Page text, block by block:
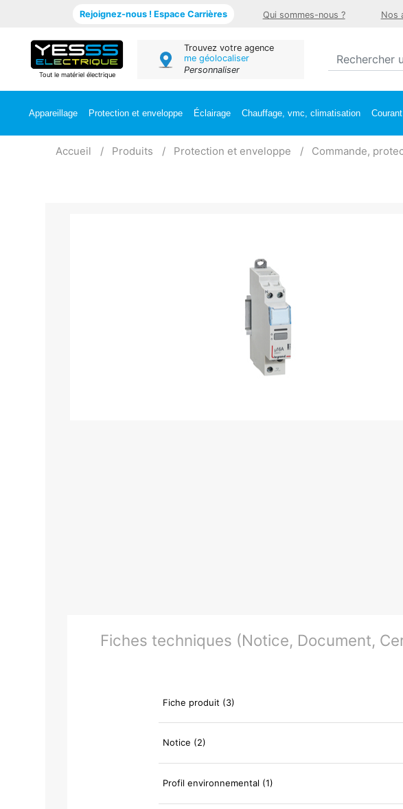
Rejoignez-nous ! Espace Carrières Qui sommes-nous ? Nos
Tout le matériel électrique
Trouvez votre agence
me géolocaliser
Personnaliser
Appareillage Protection et enveloppe Éclairage Chauffage, vmc, climatisation
Accueil Produits Protection et enveloppe Commande,
Fiches techniques (Notice, Document,
Fiche produit (3)
Notice (2)
Profil environnemental (1)